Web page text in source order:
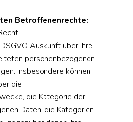
Betroffenenrechte:
Auskunft über Ihre
personenbezogenen
Insbesondere können
die
die Kategorie der
Daten, die Kategorien